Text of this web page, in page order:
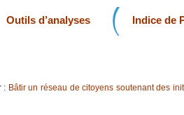
Outils d’analyses Indice de
: Bâtir un réseau de citoyens soutenant des